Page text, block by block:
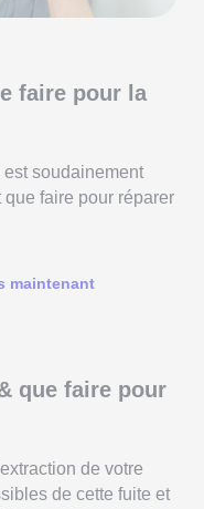
faire pour la
soudainement
faire pour réparer
maintenant
que faire pour
de votre
de cette fuite et